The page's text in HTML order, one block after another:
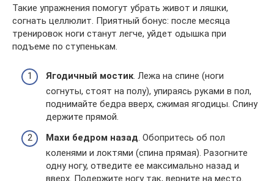
Такие упражнения помогут убрать живот и ляшки,
согнать целлюлит. Приятный бонус: после месяца
тренировок ноги станут легче, уйдет одышка при
подъеме по ступенькам.
Ягодичный мостик. Лежа на спине (ноги
согнуты, стоят на полу), упираясь руками в пол,
поднимайте бедра вверх, сжимая ягодицы. Спину
держите прямой.
Махи бедром назад. Обопритесь об пол
коленями и локтями (спина прямая). Разогните
одну ногу, отведите ее максимально назад и
вверх. Подержите ногу так, верните на место.